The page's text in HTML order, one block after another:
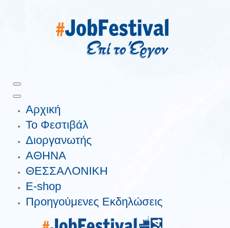
Αρχική
Το Φεστιβάλ
Διοργανωτής
ΑΘΗΝΑ
ΘΕΣΣΑΛΟΝΙΚΗ
E-shop
Προηγούμενες Εκδηλώσεις